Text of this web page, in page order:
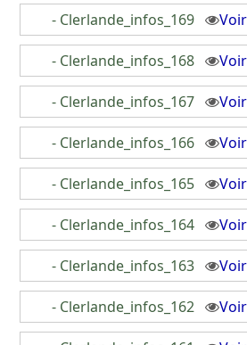
- Clerlande_infos_169 Voir
- Clerlande_infos_168 Voir
- Clerlande_infos_167 Voir
- Clerlande_infos_166 Voir
- Clerlande_infos_165 Voir
- Clerlande_infos_164 Voir
- Clerlande_infos_163 Voir
- Clerlande_infos_162 Voir